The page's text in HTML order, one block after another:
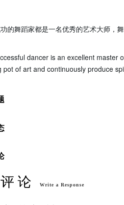
的舞蹈家都是一名优秀的艺术大师，
dancer is an excellent master
pot of art and continuously produce
论 Write a Response